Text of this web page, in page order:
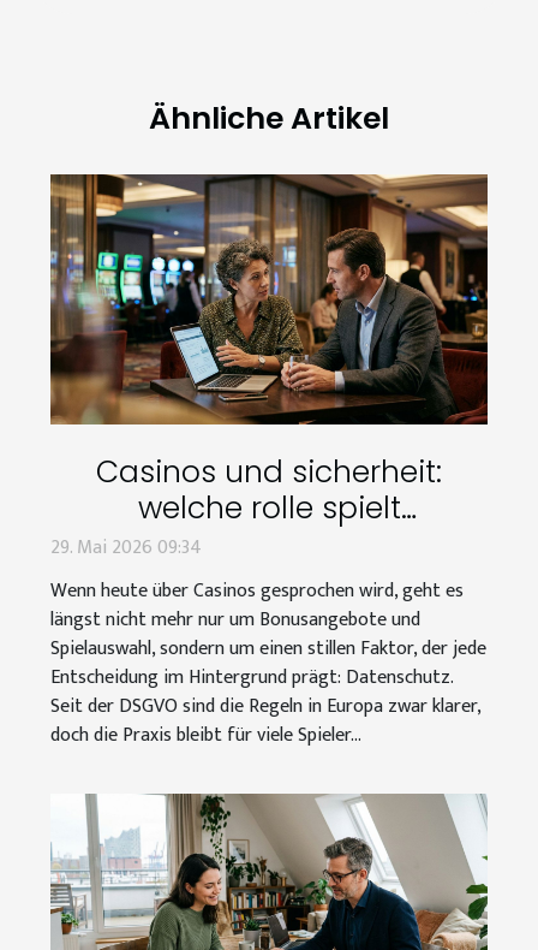
Ähnliche Artikel
Casinos und sicherheit:
welche rolle spielt
datenschutz bei strategie-
tipps?
29. Mai 2026 09:34
Wenn heute über Casinos gesprochen wird, geht es
längst nicht mehr nur um Bonusangebote und
Spielauswahl, sondern um einen stillen Faktor, der jede
Entscheidung im Hintergrund prägt: Datenschutz.
Seit der DSGVO sind die Regeln in Europa zwar klarer,
doch die Praxis bleibt für viele Spieler...